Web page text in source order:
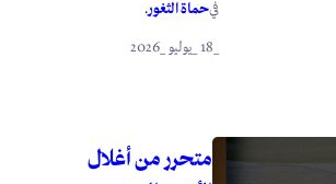
فيحماة الثغور.
متحرر من أغلال